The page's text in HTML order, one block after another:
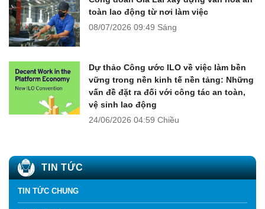
toàn lao động từ nơi làm việc
08/07/2026 09:49 Sáng
Dự thảo Công ước ILO về việc làm bền
vững trong nền kinh tế nền tảng: Những
vấn đề đặt ra đối với công tác an toàn,
vệ sinh lao động
24/06/2026 04:59 Chiều
TIN TỨC
TIN TỨC CHUNG